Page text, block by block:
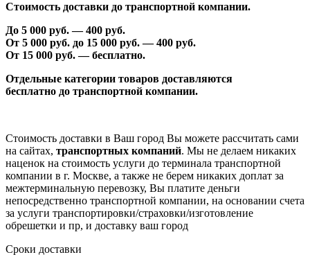
Стоимость доставки до транспортной компании.
До 5 000 руб. —400 руб.
От 5 000 руб. до 15 000 руб. —400 руб.
От 15 000 руб. — бесплатно.
Отдельные категории товаров доставляются
бесплатно до транспортной компании.
Стоимость доставки в Ваш город Вы можете рассчитать сами
на сайтах, транспортных компаний. Мы не делаем никаких
наценок на стоимость услуги до терминала транспортной
компании в г. Москве, а также не берем никаких доплат за
межтерминальную перевозку, Вы платите деньги
непосредственно транспортной компании, на основании счета
за услуги транспортировки/страховки/изготовление
обрешетки и пр, и доставку ваш город
Сроки доставки